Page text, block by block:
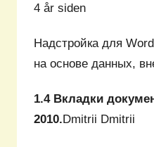
4 år siden
Надстройка для
на основе данных,
1.4 Вкладки
2010. Dmitrii Dmitrii